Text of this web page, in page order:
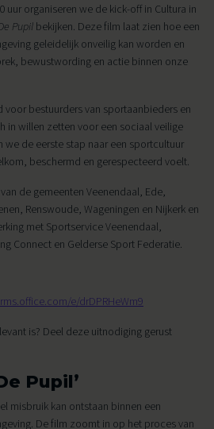
uur organiseren we de kick-off in Cultura in
Pupilbekijken. Deze film laat zien hoe een
geleidelijk onveilig kan worden en
bewustwording en actie binnen onze
bestuurders van sportaanbieders en
in willen zetten voor een sociaal veilige
we de eerste stap naar een sportcultuur
beschermd en gerespecteerd voelt.
de gemeenten Veenendaal, Ede,
Renswoude, Wageningen en Nijkerk en
met Sportservice Veenendaal,
Connect en Gelderse Sport Federatie.
e/drDPRHeWm9
is? Deel deze uitnodiging gerust
Pupil’
misbruik kan ontstaan binnen een
De film zoomt in op het proces van